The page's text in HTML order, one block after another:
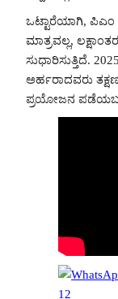
ಒಟ್ಟಾರೆಯಾಗಿ,
ಮಾತ್ರವಲ್ಲ,
ಸುಧಾರಿಸುತ್ತಿದೆ.
ಅರ್ಹರಾದವರು
ಪ್ರಯೋಜನ